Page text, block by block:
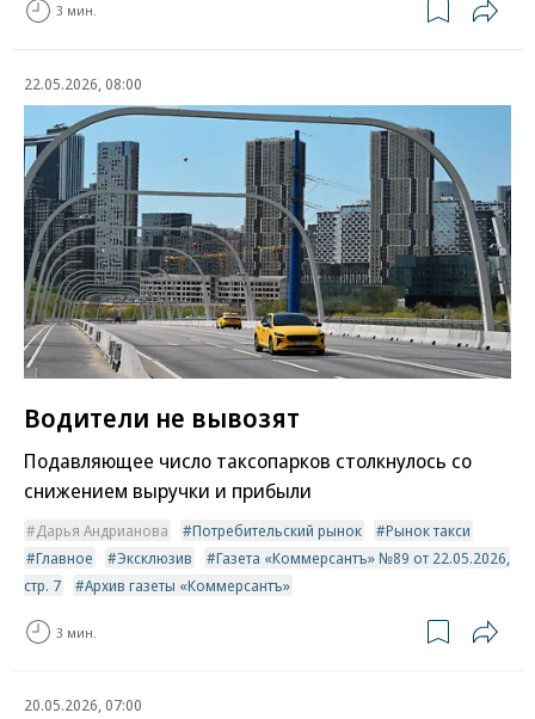
3 мин.
22.05.2026, 08:00
Водители не вывозят
Подавляющее число таксопарков столкнулось со
снижением выручки и прибыли
Дарья Андрианова Потребительский рынок
Рынок такси
Главное
Эксклюзив
Газета «Коммерсантъ» №89 от 22.05.2026,
стр. 7
Архив газеты «Коммерсантъ»
3 мин.
20.05.2026, 07:00